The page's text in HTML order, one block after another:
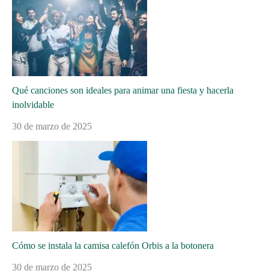
Qué canciones son ideales para animar una fiesta y hacerla
inolvidable
30 de marzo de 2025
Cómo se instala la camisa calefón Orbis a la botonera
30 de marzo de 2025